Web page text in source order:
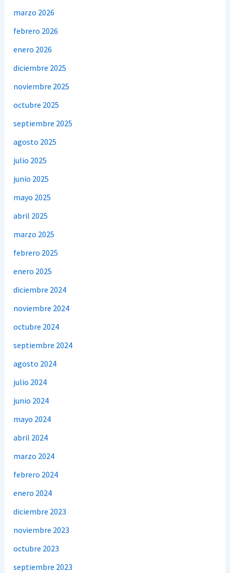
marzo 2026
febrero 2026
enero 2026
diciembre 2025
noviembre 2025
octubre 2025
septiembre 2025
agosto 2025
julio 2025
junio 2025
mayo 2025
abril 2025
marzo 2025
febrero 2025
enero 2025
diciembre 2024
noviembre 2024
octubre 2024
septiembre 2024
agosto 2024
julio 2024
junio 2024
mayo 2024
abril 2024
marzo 2024
febrero 2024
enero 2024
diciembre 2023
noviembre 2023
octubre 2023
septiembre 2023